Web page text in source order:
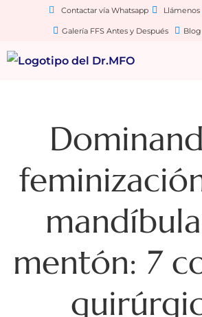
Contactar vía Whatsapp Llámenos
Galería FFS Antes y Después Blog
mentón: 7